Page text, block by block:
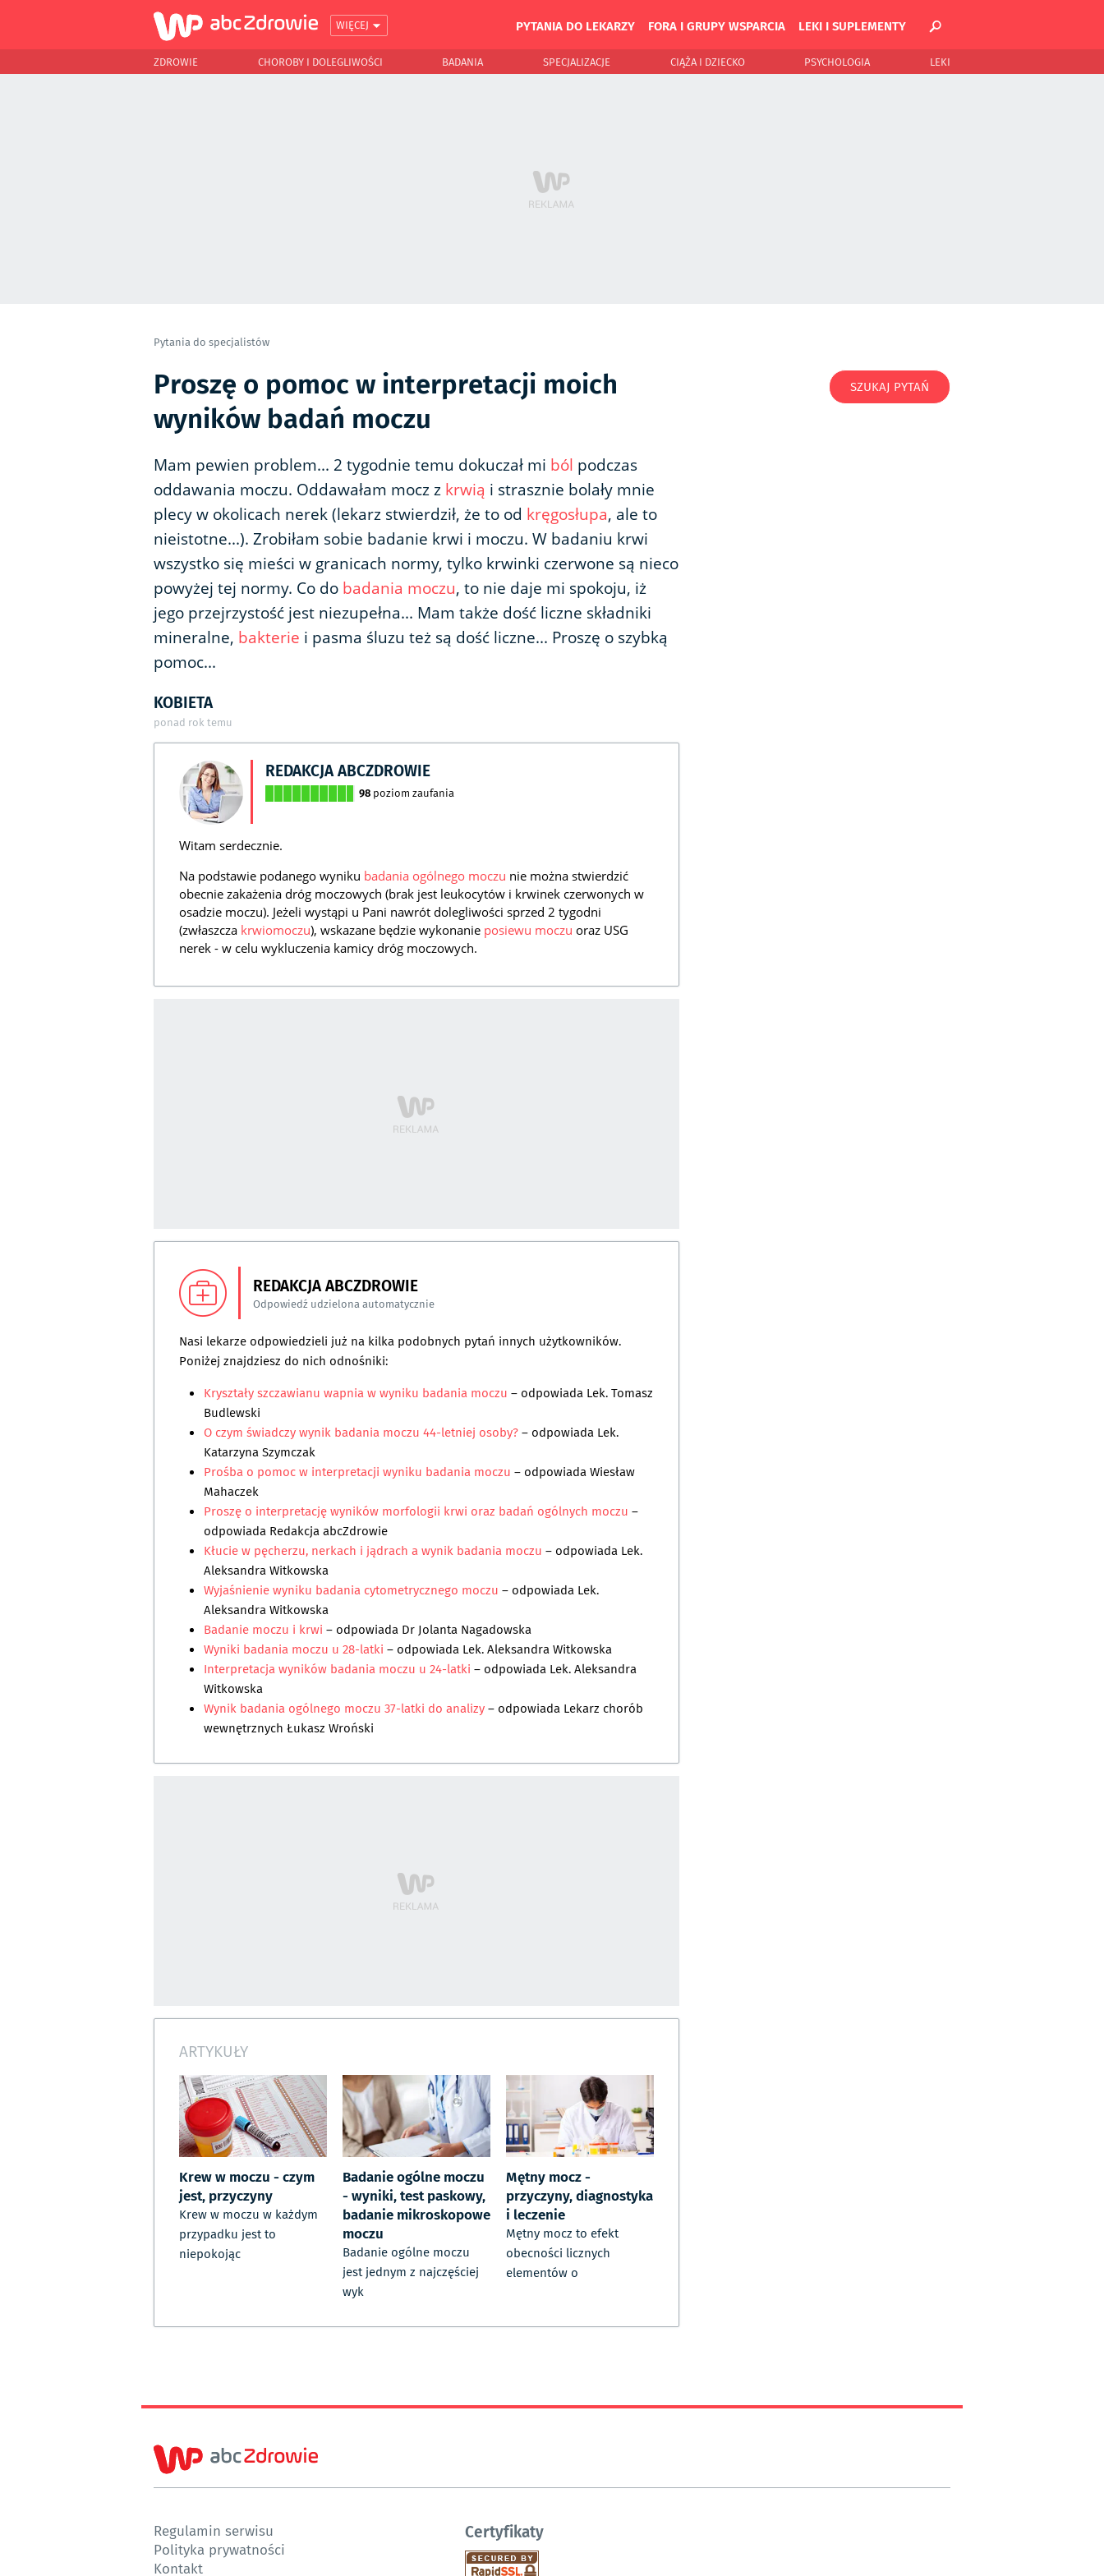
WIĘCEJ PYTANIA DO LEKARZY FORA I GRUPY WSPARCIA LEKI I SUPLEMENTY
ZDROWIE CHOROBY I DOLEGLIWOŚCI BADANIA SPECJALIZACJE CIĄŻA I DZIECKO PSYCHOLOGIA LEKI
Pytania do specjalistów
Proszę o pomoc w interpretacji moich
wyników badań moczu
Mam pewien problem... 2 tygodnie temu dokuczał mi ból podczas
oddawania moczu. Oddawałam mocz z krwią i strasznie bolały mnie
plecy w okolicach nerek (lekarz stwierdził, że to od kręgosłupa, ale to
nieistotne...). Zrobiłam sobie badanie krwi i moczu. W badaniu krwi
wszystko się mieści w granicach normy, tylko krwinki czerwone są nieco
powyżej tej normy. Co do badania moczu, to nie daje mi spokoju, iż
jego przejrzystość jest niezupełna... Mam także dość liczne składniki
mineralne, bakterie i pasma śluzu też są dość liczne... Proszę o szybką
pomoc...
KOBIETA
ponad rok temu
REDAKCJA ABCZDROWIE
98 poziom zaufania
Witam serdecznie.
Na podstawie podanego wyniku badania ogólnego moczu nie można stwierdzić
obecnie zakażenia dróg moczowych (brak jest leukocytów i krwinek czerwonych w
osadzie moczu). Jeżeli wystąpi u Pani nawrót dolegliwości sprzed 2 tygodni
(zwłaszcza krwiomoczu), wskazane będzie wykonanie posiewu moczu oraz USG
nerek - w celu wykluczenia kamicy dróg moczowych.
REDAKCJA ABCZDROWIE
Odpowiedź udzielona automatycznie
Nasi lekarze odpowiedzieli już na kilka podobnych pytań innych użytkowników.
Poniżej znajdziesz do nich odnośniki:
Kryształy szczawianu wapnia w wyniku badania moczu – odpowiada Lek. Tomasz
Budlewski
O czym świadczy wynik badania moczu 44-letniej osoby?– odpowiada Lek.
Katarzyna Szymczak
Prośba o pomoc w interpretacji wyniku badania moczu – odpowiadaWiesław
Mahaczek
Proszę o interpretację wyników morfologii krwi oraz badań ogólnych moczu –
odpowiada Redakcja abcZdrowie
Kłucie w pęcherzu, nerkach i jądrach a wynik badania moczu – odpowiada Lek.
Aleksandra Witkowska
Wyjaśnienie wyniku badania cytometrycznego moczu – odpowiada Lek.
Aleksandra Witkowska
Badanie moczu i krwi – odpowiada Dr Jolanta Nagadowska
Wyniki badania moczu u 28-latki – odpowiada Lek. Aleksandra Witkowska
Interpretacja wyników badania moczu u 24-latki – odpowiada Lek. Aleksandra
Witkowska
Wynik badania ogólnego moczu 37-latki do analizy– odpowiada Lekarz chorób
wewnętrznych Łukasz Wroński
ARTYKUŁY
Krew w moczu - czym
jest, przyczyny
Krew w moczu w każdym
przypadku jest to
niepokojąc
Badanie ogólne moczu
- wyniki, test paskowy,
badanie mikroskopowe
moczu
Badanie ogólne moczu
jest jednym z najczęściej
wyk
Mętny mocz -
przyczyny, diagnostyka
i leczenie
Mętny mocz to efekt
obecności licznych
elementów o
SZUKAJ PYTAŃ
Regulamin serwisu
Polityka prywatności
Kontakt
Certyfikaty